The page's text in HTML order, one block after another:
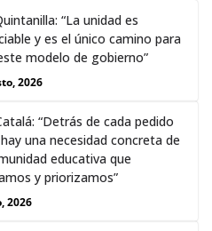
“La unidad es
y es el único camino para
modelo de gobierno”
2026
“Detrás de cada pedido
una necesidad concreta de
educativa que
y priorizamos”
2026